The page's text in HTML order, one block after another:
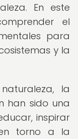
En este
el
para
y la
la
han sido una
inspirar
torno a la